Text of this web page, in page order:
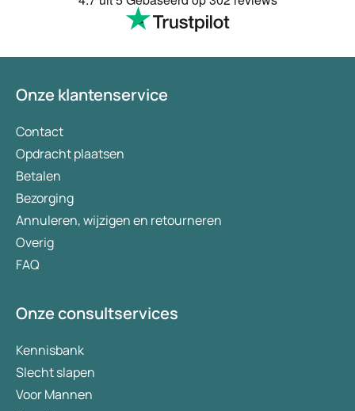
Onze klantenservice
Contact
Opdracht plaatsen
Betalen
Bezorging
Annuleren, wijzigen en retourneren
Overig
FAQ
Onze consultservices
Kennisbank
Slecht slapen
Voor Mannen